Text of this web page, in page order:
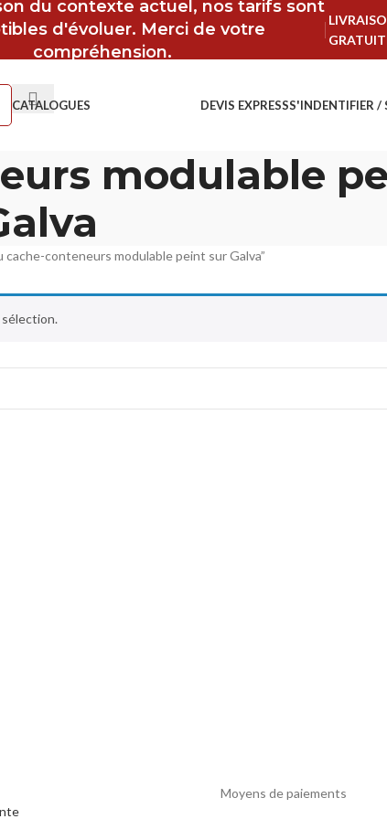
du contexte actuel, nos tarifs sont
d'évoluer. Merci de votre
compréhension.
CATALOGUES DEVIS EXPRESSS'INDENTIFIER /
modulable
conteneurs modulable peint sur Galva”
Moyens de paiements